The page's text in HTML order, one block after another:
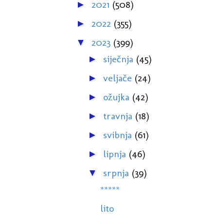
► 2021 (508)
► 2022 (355)
▼ 2023 (399)
► siječnja (45)
► veljače (24)
► ožujka (42)
► travnja (18)
► svibnja (61)
► lipnja (46)
▼ srpnja (39)
*****
lito